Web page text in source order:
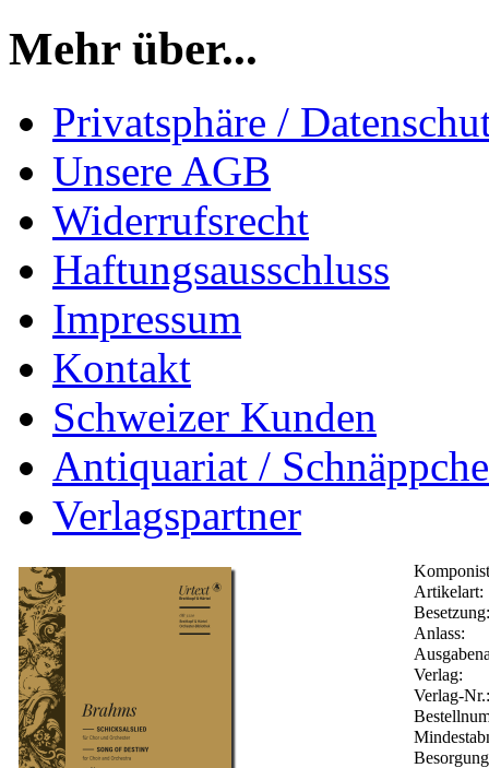
Mehr über...
Privatsphäre /
Unsere AGB
Widerrufsrecht
Haftungsausschluss
Impressum
Kontakt
Schweizer Kunden
Antiquariat /
Verlagspartner
Artikelart:
Besetzung:
Anlass:
Verlag:
Verlag-